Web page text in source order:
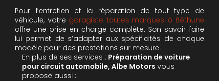
Pour l’entretien et la réparation de tout type de
véhicule, votre garagiste toutes marques à Béthune
offre une prise en charge complète. Son savoir-faire
lui permet de s’adapter aux spécificités de chaque
modèle pour des prestations sur mesure.
En plus de ses services : Préparation de voiture
pour circuit automobile, Albe Motors vous
propose aussi :